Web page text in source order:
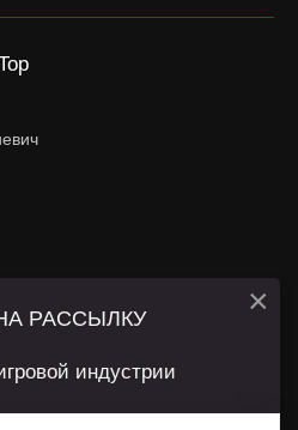
активная ссылка на
данные геолокации
РАССЫЛКУ
индустрии
×